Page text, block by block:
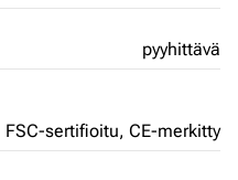
pyyhittävä
FSC-sertifioitu, CE-merkitty